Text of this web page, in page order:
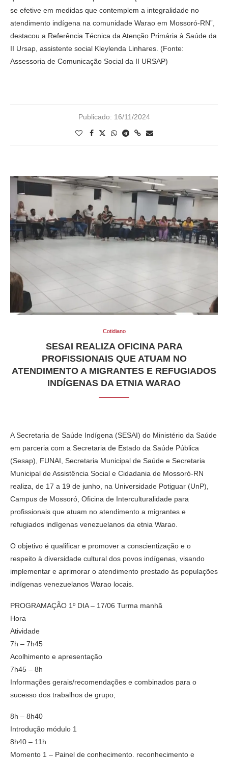
se efetive em medidas que contemplem a integralidade no
atendimento indígena na comunidade Warao em Mossoró-RN”,
destacou a Referência Técnica da Atenção Primária à Saúde da
II Ursap, assistente social Kleylenda Linhares. (Fonte:
Assessoria de Comunicação Social da II URSAP)
Publicado: 16/11/2024
Cotidiano
SESAI REALIZA OFICINA PARA
PROFISSIONAIS QUE ATUAM NO
ATENDIMENTO A MIGRANTES E REFUGIADOS
INDÍGENAS DA ETNIA WARAO
A Secretaria de Saúde Indígena (SESAI) do Ministério da Saúde
em parceria com a Secretaria de Estado da Saúde Pública
(Sesap), FUNAI, Secretaria Municipal de Saúde e Secretaria
Municipal de Assistência Social e Cidadania de Mossoró-RN
realiza, de 17 a 19 de junho, na Universidade Potiguar (UnP),
Campus de Mossoró, Oficina de Interculturalidade para
profissionais que atuam no atendimento a migrantes e
refugiados indígenas venezuelanos da etnia Warao.
O objetivo é qualificar e promover a conscientização e o
respeito à diversidade cultural dos povos indígenas, visando
implementar e aprimorar o atendimento prestado às populações
indígenas venezuelanos Warao locais.
PROGRAMAÇÃO 1º DIA – 17/06 Turma manhã
Hora
Atividade
7h – 7h45
Acolhimento e apresentação
7h45 – 8h
Informações gerais/recomendações e combinados para o
sucesso dos trabalhos de grupo;
8h – 8h40
Introdução módulo 1
8h40 – 11h
Momento 1 – Painel de conhecimento, reconhecimento e